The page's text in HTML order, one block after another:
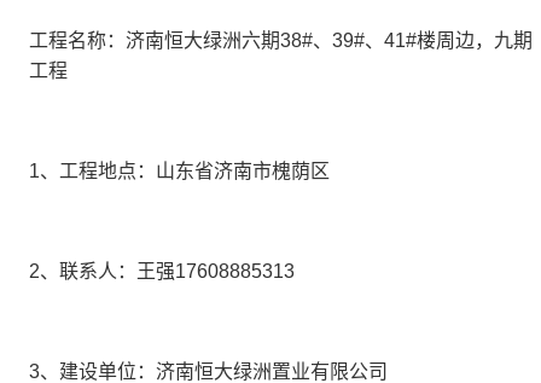
工程名称： 济南恒大绿洲六期38#、39#、41#楼周边，九
工程
1、工程地点： 山东省济南市槐荫区
2、联系人： 王强17608885313
3、建设单位： 济南恒大绿洲置业有限公司